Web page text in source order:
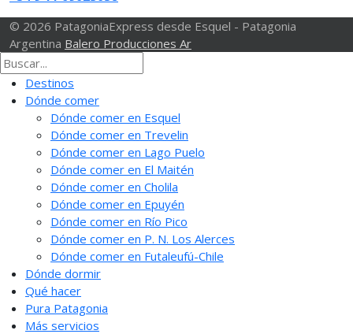
© 2026 PatagoniaExpress desde Esquel - Patagonia
Argentina Balero Producciones Ar
Destinos
Dónde comer
Dónde comer en Esquel
Dónde comer en Trevelin
Dónde comer en Lago Puelo
Dónde comer en El Maitén
Dónde comer en Cholila
Dónde comer en Epuyén
Dónde comer en Río Pico
Dónde comer en P. N. Los Alerces
Dónde comer en Futaleufú-Chile
Dónde dormir
Qué hacer
Pura Patagonia
Más servicios